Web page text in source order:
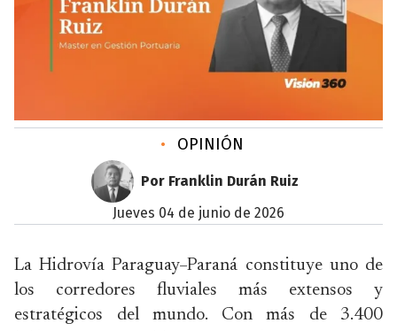
• OPINIÓN
Por Franklin Durán Ruiz
jueves 04 de junio de 2026
La Hidrovía Paraguay–Paraná constituye uno de
los corredores fluviales más extensos y
estratégicos del mundo. Con más de 3.400